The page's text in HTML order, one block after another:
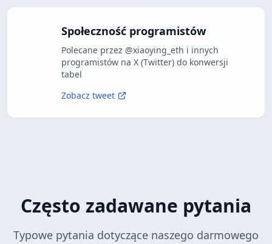
Społeczność programistów
Polecane przez @xiaoying_eth i innych
programistów na X (Twitter) do konwersji
tabel
Zobacz tweet
Często zadawane pytania
Typowe pytania dotyczące naszego darmowego